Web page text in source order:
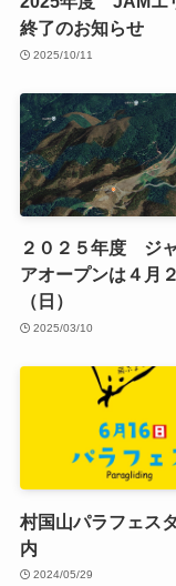
終了のお知らせ
2025/10/11
２０２５年度 ジ
アオープンは４月
（日）
2025/03/10
村国山パラフェス
内
2024/05/29